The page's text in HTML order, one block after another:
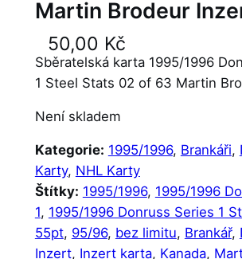
Martin Brodeur
50,00 Kč
Sběratelská karta 1995/1996
1 Steel Stats 02 of 63 Martin
Není skladem
Kategorie: 1995/1996, Brankáři,
Karty, NHL Karty
Štítky: 1995/1996, 1995/1996
1, 1995/1996 Donruss Series 1
55pt, 95/96, bez limitu, Brankář,
Inzert, Inzert karta, Kanada,